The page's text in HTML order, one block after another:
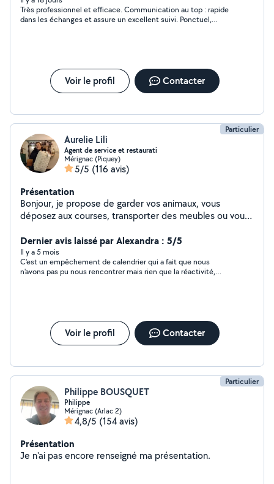
par téléphone (sms ou appel). Au plaisir de vous aider,
Cyril
Très professionnel et efficace. Communication au top : rapide
dans les échanges et assure un excellent suivi. Ponctuel,
Voir le profil Contacter
Particulier
Aurelie Lili
Agent de service et restaurati
Mérignac (Piquey)
5/5 (116 avis)
Présentation
Bonjour, je propose de garder vos animaux, vous
déposez aux courses, transporter des meubles ou vous
suis dans la mesure de vous rendre le service demander
Dernier avis laissé par Alexandra : 5/5
Il y a 5 mois
C'est un empêchement de calendrier qui a fait que nous
n'avons pas pu nous rencontrer mais rien que la réactivité,
Voir le profil Contacter
Particulier
Philippe BOUSQUET
Philippe
Mérignac (Arlac 2)
4,8/5 (154 avis)
Présentation
Je n'ai pas encore renseigné ma présentation.